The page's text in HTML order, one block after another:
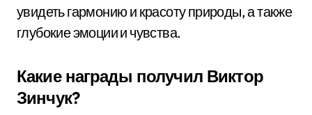
увидеть гармонию и красоту природы, а также
глубокие эмоции и чувства.
Какие награды получил Виктор
Зинчук?